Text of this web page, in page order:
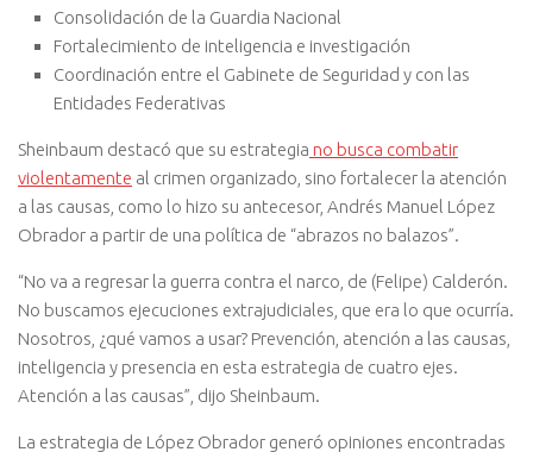
Consolidación de la Guardia Nacional
Fortalecimiento de inteligencia e investigación
Coordinación entre el Gabinete de Seguridad y con las
Entidades Federativas
Sheinbaum destacó que su estrategia no busca combatir
violentamente al crimen organizado, sino fortalecer la atención
a las causas, como lo hizo su antecesor, Andrés Manuel López
Obrador a partir de una política de “abrazos no balazos”.
“No va a regresar la guerra contra el narco, de (Felipe) Calderón.
No buscamos ejecuciones extrajudiciales, que era lo que ocurría.
Nosotros, ¿qué vamos a usar? Prevención, atención a las causas,
inteligencia y presencia en esta estrategia de cuatro ejes.
Atención a las causas”, dijo Sheinbaum.
La estrategia de López Obrador generó opiniones encontradas